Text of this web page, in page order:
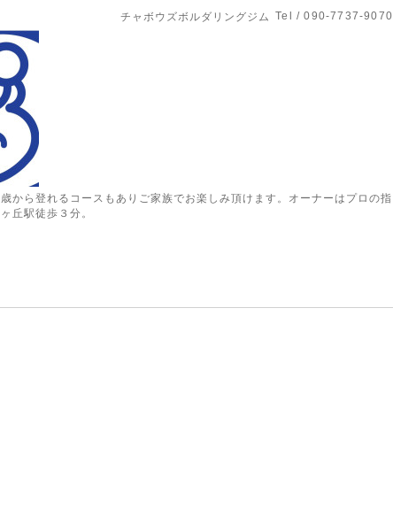
チャボウズボルダリングジム Tel / 090-7737-9070
から登れるコースもありご家族でお楽しみ頂けます。オーナーはプロの指
丘駅徒歩３分。